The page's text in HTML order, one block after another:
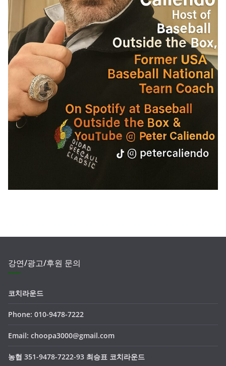
강연/광고/후원 문의
코치라운드
Phone: 010-9478-7222
Email: choopa3000@gmail.com
농협 351-9478-7222-93 최승표 코치라운드